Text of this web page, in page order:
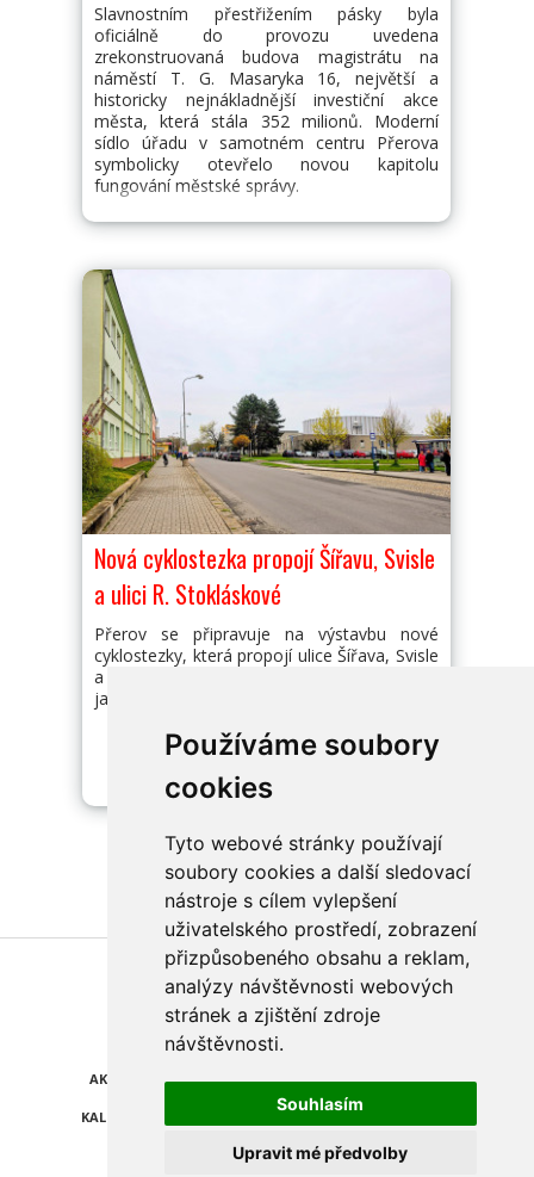
Používáme soubory
cookies
Tyto webové stránky používají
soubory cookies a další sledovací
nástroje s cílem vylepšení
uživatelského prostředí, zobrazení
přizpůsobeného obsahu a reklam,
analýzy návštěvnosti webových
stránek a zjištění zdroje
návštěvnosti.
Souhlasím
Upravit mé předvolby
Slavnostním přestřižením pásky byla
oficiálně do provozu uvedena
zrekonstruovaná budova magistrátu na
náměstí T. G. Masaryka 16, největší a
historicky nejnákladnější investiční akce
města, která stála 352 milionů. Moderní
sídlo úřadu v samotném centru Přerova
symbolicky otevřelo novou kapitolu
fungování městské správy.
Nová cyklostezka propojí Šířavu, Svisle
a ulici R. Stokláskové
Přerov se připravuje na výstavbu nové
cyklostezky, která propojí ulice Šířava, Svisle
a R. Stokláskové. Realizace by měla začít na
jaře roku 2027.
Najdete nás také na
AKCE A SLEVY POLEDNÍ MENU
KALENDÁŘ AKCÍ